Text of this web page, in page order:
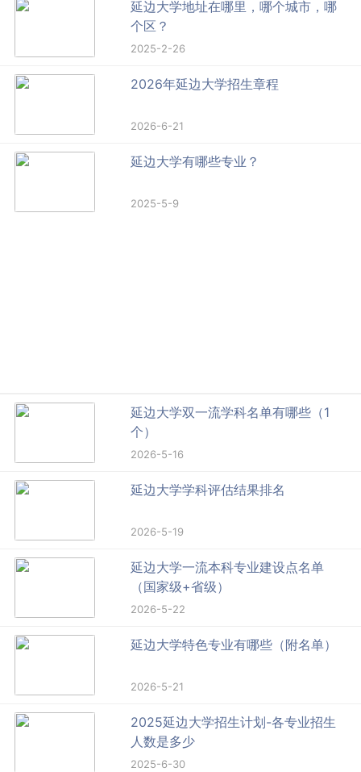
延边大学地址在哪里，哪个城市，哪
个区？
2025-2-26
2026年延边大学招生章程
2026-6-21
延边大学有哪些专业？
2025-5-9
延边大学双一流学科名单有哪些（1
个）
2026-5-16
延边大学学科评估结果排名
2026-5-19
延边大学一流本科专业建设点名单
（国家级+省级）
2026-5-22
延边大学特色专业有哪些（附名单）
2026-5-21
2025延边大学招生计划-各专业招生
人数是多少
2025-6-30